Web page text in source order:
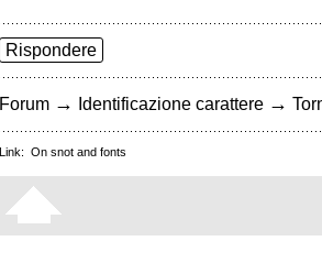
Rispondere
Forum → Identificazione carattere →
Link: On snot and fonts